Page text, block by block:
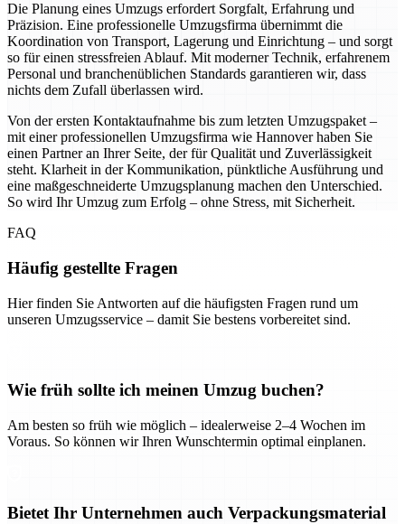
Die Planung eines Umzugs erfordert Sorgfalt, Erfahrung und
Präzision. Eine professionelle Umzugsfirma übernimmt die
Koordination von Transport, Lagerung und Einrichtung – und sorgt
so für einen stressfreien Ablauf. Mit moderner Technik, erfahrenem
Personal und branchenüblichen Standards garantieren wir, dass
nichts dem Zufall überlassen wird.
Von der ersten Kontaktaufnahme bis zum letzten Umzugspaket –
mit einer professionellen Umzugsfirma wie Hannover haben Sie
einen Partner an Ihrer Seite, der für Qualität und Zuverlässigkeit
steht. Klarheit in der Kommunikation, pünktliche Ausführung und
eine maßgeschneiderte Umzugsplanung machen den Unterschied.
So wird Ihr Umzug zum Erfolg – ohne Stress, mit Sicherheit.
FAQ
Häufig gestellte Fragen
Hier finden Sie Antworten auf die häufigsten Fragen rund um
unseren Umzugsservice – damit Sie bestens vorbereitet sind.
Wie früh sollte ich meinen Umzug buchen?
Am besten so früh wie möglich – idealerweise 2–4 Wochen im
Voraus. So können wir Ihren Wunschtermin optimal einplanen.
Bietet Ihr Unternehmen auch Verpackungsmaterial